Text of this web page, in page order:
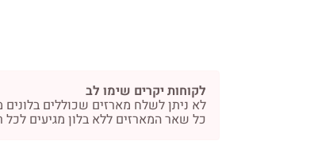
לקוחות יקרים שימו לב
לא ניתן לשלח מארזים שכוללים
כל שאר המארזים ללא בלון מגיעים לכל רחבי